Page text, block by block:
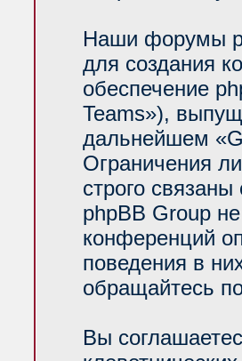
Наши форумы
для создания
обеспечение
Teams»),
дальнейшем
Ограничения
строго
phpBB Group
конференций
поведения в
обращайтесь
Вы